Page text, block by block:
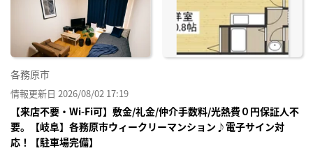
録
各務原市
情報更新日 2026/08/02 17:19
【来店不要・Wi-Fi可】敷金/礼金/仲介手数料/光熱費０円保証人不
要。【岐阜】各務原市ウィークリーマンション♪電子サイン対
応！【駐車場完備】